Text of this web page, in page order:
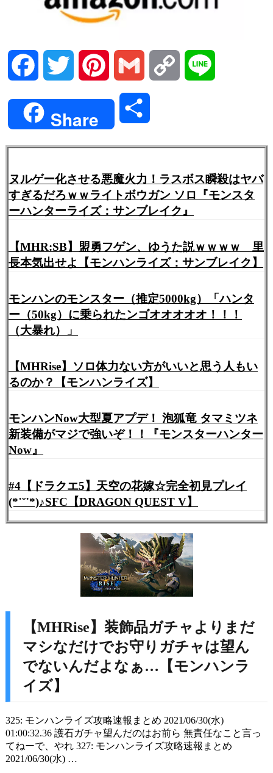
Facebook Twitter Pinterest Gmail Copy
Share
ヌルゲー化させる悪魔火力！ラスボス瞬殺はヤバ
すぎるだろｗｗライトボウガン ソロ『モンスタ
ーハンターライズ：サンブレイク』
【MHR:SB】盟勇フゲン、ゆうた説ｗｗｗｗ 里
長本気出せよ【モンハンライズ：サンブレイク】
モンハンのモンスター（推定5000kg）「ハンタ
ー（50kg）に乗られたンゴオオオオオ！！！
（大暴れ）」
【MHRise】ソロ体力ない方がいいと思う人もい
るのか？【モンハンライズ】
モンハンNow大型夏アプデ！ 泡狐竜 タマミツネ
新装備がマジで強いぞ！！『モンスターハンター
Now』
#4【ドラクエ5】天空の花嫁☆完全初見プレイ
(*˙˘˙*)♪SFC【DRAGON QUEST V】
【MHRise】装飾品ガチャよりまだ
マシなだけでお守りガチャは望ん
でないんだよなぁ…【モンハンラ
イズ】
325: モンハンライズ攻略速報まとめ 2021/06/30(水)
01:00:32.36 護石ガチャ望んだのはお前ら 無責任なこと言っ
てねーで、やれ 327: モンハンライズ攻略速報まとめ
2021/06/30(水) …